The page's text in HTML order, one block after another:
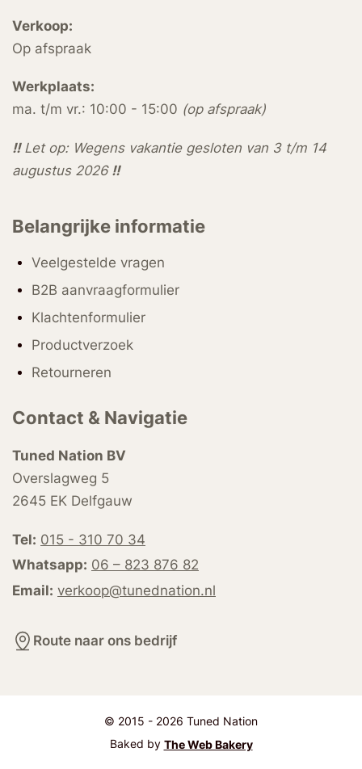
Verkoop:
Op afspraak
Werkplaats:
ma. t/m vr.: 10:00 - 15:00 (op afspraak)
!!Let op: Wegens vakantie gesloten van 3 t/m 14
augustus 2026 !!
Belangrijke informatie
Veelgestelde vragen
B2B aanvraagformulier
Klachtenformulier
Productverzoek
Retourneren
Contact & Navigatie
Tuned Nation BV
Overslagweg 5
2645 EK Delfgauw
Tel: 015 - 310 70 34
Whatsapp: 06 – 823 876 82
Email: verkoop@tunednation.nl
Route naar ons bedrijf
© 2015 - 2026 Tuned Nation
Baked by The Web Bakery